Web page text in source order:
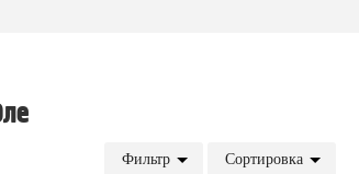
Фильтр Сортировка